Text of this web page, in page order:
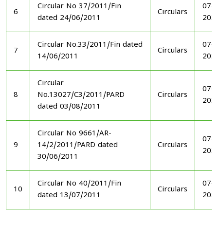
6
Circular No 37/2011/Fin
dated 24/06/2011
Circulars
07-
7
Circular No.33/2011/Fin dated
14/06/2011
Circulars
07-
8
Circular
No.13027/C3/2011/PARD
dated 03/08/2011
Circulars
07-
9
Circular No 9661/AR-
14/2/2011/PARD dated
30/06/2011
Circulars
07-
10
Circular No 40/2011/Fin
dated 13/07/2011
Circulars
07-